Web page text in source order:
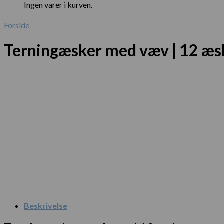
Ingen varer i kurven.
Forside
Terningæsker med væv | 12
Beskrivelse